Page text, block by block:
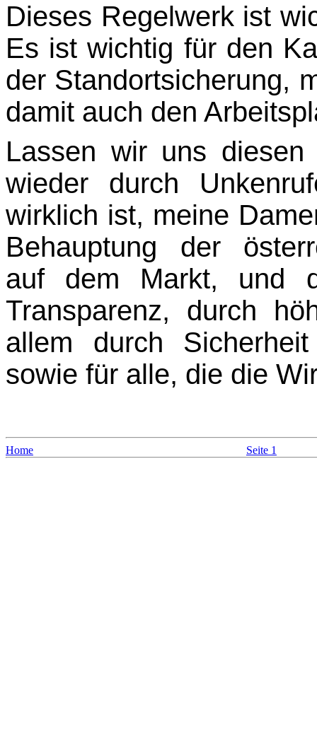
Dieses Regelwerk ist
Es ist wichtig für den
der Standortsicherung,
damit auch den
Lassen wir uns diesen
wieder durch
wirklich ist, meine
Behauptung der
auf dem Markt, und
Transparenz, durch
allem durch
sowie für alle, die die
Home Seite 1